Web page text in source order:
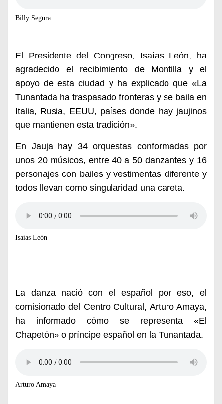
Billy Segura
El Presidente del Congreso, Isaías León, ha
agradecido el recibimiento de Montilla y el
apoyo de esta ciudad y ha explicado que «La
Tunantada ha traspasado fronteras y se baila en
Italia, Rusia, EEUU, países donde hay jaujinos
que mantienen esta tradición».
En Jauja hay 34 orquestas conformadas por
unos 20 músicos, entre 40 a 50 danzantes y 16
personajes con bailes y vestimentas diferente y
todos llevan como singularidad una careta.
Isaías León
La danza nació con el español por eso, el
comisionado del Centro Cultural, Arturo Amaya,
ha informado cómo se representa «El
Chapetón» o príncipe español en la Tunantada.
Arturo Amaya